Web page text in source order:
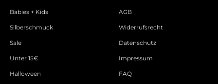
Babies + Kids
Silberschmuck
Sale
Unter 15€
Halloween
AGB
Widerrufsrecht
Datenschutz
Impressum
FAQ